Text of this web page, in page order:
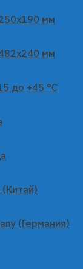
мм
мм
до +45 °C
(Китай)
(Германия)